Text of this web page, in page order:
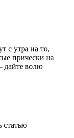
с утра на то,
прически на
дайте волю
статью